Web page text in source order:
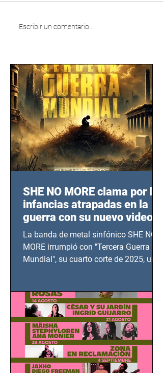
Escribir un comentario...
SHE NO MORE clama por las
infancias atrapadas en la
guerra con su nuevo video
TERCERA GUERRA
MUNDIAL
La banda de metal sinfónico SHE NO
MORE irrumpió con "Tercera Guerra
Mundial", su cuarto corte de 2025, un
bélicos.